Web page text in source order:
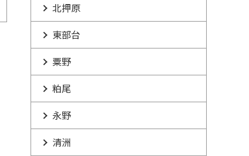
北押原
東部台
粟野
粕尾
永野
清洲